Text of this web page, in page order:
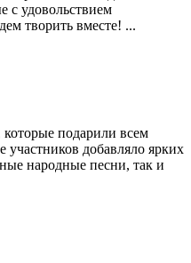
с удовольствием
творить вместе! ...
подарили всем
добавляло ярких
народные песни, так и